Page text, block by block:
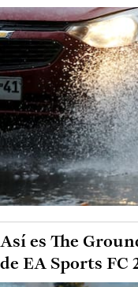
Así es The
de EA Sports FC